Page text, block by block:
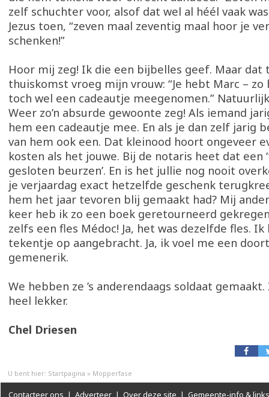
zelf schuchter voor, alsof dat wel al héél vaak
Jezus toen, “zeven maal zeventig maal hoor je
schenken!”
Hoor mij zeg! Ik die een bijbelles geef. Maar dat
thuiskomst vroeg mijn vrouw: “Je hebt Marc –
toch wel een cadeautje meegenomen.”
Weer zo’n absurde gewoonte zeg! Als iemand
hem een cadeautje mee. En als je dan zelf jarig
van hem ook een. Dat kleinood hoort ongeveer
kosten als het jouwe. Bij de notaris heet dat een
gesloten beurzen’. En is het jullie nog nooit
je verjaardag exact hetzelfde geschenk
hem het jaar tevoren blij gemaakt had? Mij
keer heb ik zo een boek geretourneerd
zelfs een fles Médoc! Ja, het was dezelfde fles. Ik
tekentje op aangebracht. Ja, ik voel me een
gemenerik.
We hebben ze ’s anderendaags soldaat gemaakt.
heel lekker.
Chel Driesen
U bent hier: Startpagina » Mopperfase
Contacteer ons | Adverteer | Over deze site | Gemeente-info & links